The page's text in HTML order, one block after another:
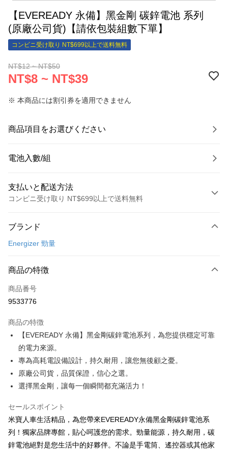
【EVEREADY 永備】黑金剛 碳鋅電池 系列
(原廠公司貨)【請依包裝組數下單】
コンビニ受け取り NT$699以上で送料無料
NT$12 ~ NT$50
NT$8 ~ NT$39
※ 本商品には割引券を適用できません
商品項目をお選びください
電池入數/組
支払いと配送方法
コンビニ受け取り NT$699以上で送料無料
クレジットカード1回払い
3回払い、金利0、毎回
華南商業銀行
上海商業儲蓄銀行
台湾中小企業銀行
HSBC(台湾)商業銀行
華泰商業銀行
聯邦商業銀行
元大商業銀行
永豐商業銀行
玉山商業銀行
星展(台湾)商業銀行
台新國際商業銀行
台湾楽天クレジットカード会社
コンビニ店頭代金引換
LINE Pay
Apple Pay
Easy Wallet
ATM払い
配送方法
ブランド
Energizer 勁量
商品の特徴
商品番号
9533776
商品の特徴
【EVEREADY 永備】黑金剛碳鋅電池系列，為您提供穩定可靠
的電力來源。
專為高耗電設備設計，持久耐用，讓您無後顧之憂。
原廠公司貨，品質保證，信心之選。
選擇黑金剛，讓每一個瞬間都充滿活力！
セールスポイント
米寶人車生活精品，為您帶來EVEREADY永備黑金剛碳鋅電池系
列！獨家品牌專館，貼心呵護您的需求。勁量能源，持久耐用，碳
鋅電池絕對是您生活中的好夥伴。不論是手電筒、遙控器或其他家